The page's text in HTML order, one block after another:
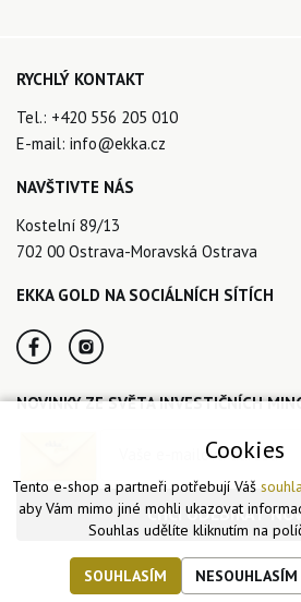
RYCHLÝ KONTAKT
Tel.: +420 556 205 010
E-mail: info@ekka.cz
NAVŠTIVTE NÁS
Kostelní 89/13
702 00 Ostrava-Moravská Ostrava
EKKA GOLD NA SOCIÁLNÍCH SÍTÍCH
NOVINKY ZE SVĚTA INVESTIČNÍCH
CHCI ODEBÍRAT
Cookies
Tento e-shop a partneři potřebují Váš
aby Vám mimo jiné mohli ukazovat
Souhlas udělíte kliknutím na
SOUHLASÍM NESOUHLASÍM